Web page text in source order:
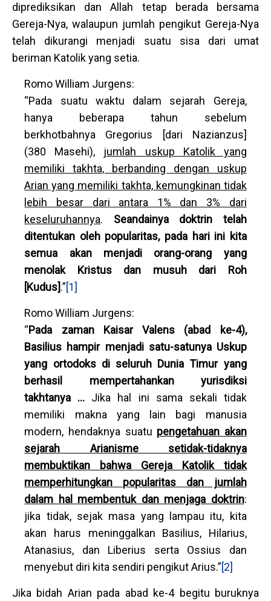
diprediksikan dan Allah tetap berada bersama
Gereja-Nya, walaupun jumlah pengikut Gereja-Nya
telah dikurangi menjadi suatu sisa dari umat
beriman Katolik yang setia.
Romo William Jurgens:
“Pada suatu waktu dalam sejarah Gereja,
hanya beberapa tahun sebelum
berkhotbahnya Gregorius [dari Nazianzus]
(380 Masehi), jumlah uskup Katolik yang
memiliki takhta, berbanding dengan uskup
Arian yang memiliki takhta, kemungkinan tidak
lebih besar dari antara 1% dan 3% dari
keseluruhannya. Seandainya doktrin telah
ditentukan oleh popularitas, pada hari ini kita
semua akan menjadi orang-orang yang
menolak Kristus dan musuh dari Roh
[Kudus].”[1]
Romo William Jurgens:
“Pada zaman Kaisar Valens (abad ke-4),
Basilius hampir menjadi satu-satunya Uskup
yang ortodoks di seluruh Dunia Timur yang
berhasil mempertahankan yurisdiksi
takhtanya … Jika hal ini sama sekali tidak
memiliki makna yang lain bagi manusia
modern, hendaknya suatu pengetahuan akan
sejarah Arianisme setidak-tidaknya
membuktikan bahwa Gereja Katolik tidak
memperhitungkan popularitas dan jumlah
dalam hal membentuk dan menjaga doktrin:
jika tidak, sejak masa yang lampau itu, kita
akan harus meninggalkan Basilius, Hilarius,
Atanasius, dan Liberius serta Ossius dan
menyebut diri kita sendiri pengikut Arius.”[2]
Jika bidah Arian pada abad ke-4 begitu buruknya